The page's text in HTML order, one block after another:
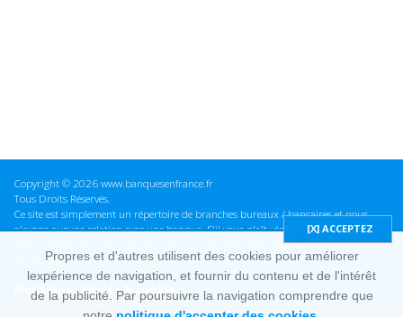
Copyright © 2026 www.banquesenfrance.fr
Tous Droits Réservés.
Ce site est simplement un répertoire de branches bureaux / bancaires et nous
n'avons aucune relation avec une banque. S'il vous plaît vérifier ces informations
avant d'effectuer toute opération, nous ne sommes pas responsables des erreurs
ou des omissions dans les informations que nous fournissons.
Mentions Légales & cookies
Propres et d'autres utilisent des cookies pour améliorer
lexpérience de navigation, et fournir du contenu et de l'intérêt
de la publicité. Par poursuivre la navigation comprendre que